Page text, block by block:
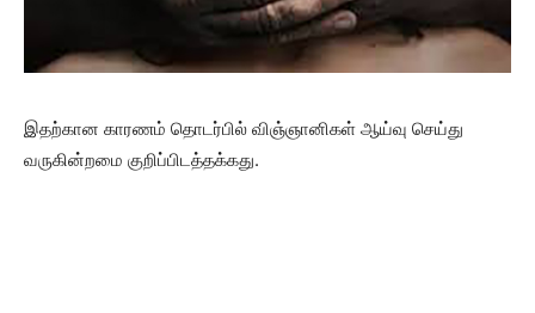
இதற்கான காரணம் தொடர்பில் விஞ்ஞானிகள் ஆய்வு செய்து
வருகின்றமை குறிப்பிடத்தக்கது.